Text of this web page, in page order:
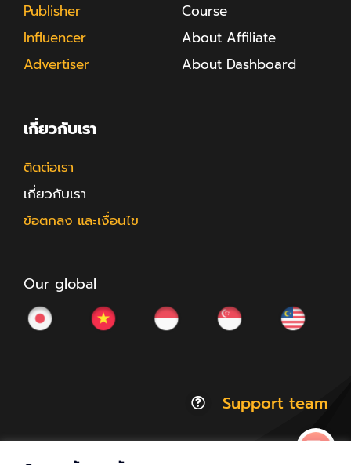
Publisher
Influencer
Advertiser
Course
About Affiliate
About Dashboard
เกี่ยวกับเรา
ติดต่อเรา
เกี่ยวกับเรา
ข้อตกลง และเงื่อนไข
Our global
Support team